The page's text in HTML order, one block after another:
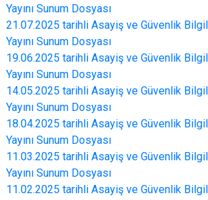
Yayını Sunum Dosyası
21.07.2025 tarihli Asayiş ve Güvenlik
Yayını Sunum Dosyası
19.06.2025 tarihli Asayiş ve Güvenlik
Yayını Sunum Dosyası
14.05.2025 tarihli Asayiş ve Güvenlik
Yayını Sunum Dosyası
18.04.2025 tarihli Asayiş ve Güvenlik
Yayını Sunum Dosyası
11.03.2025 tarihli Asayiş ve Güvenlik
Yayını Sunum Dosyası
11.02.2025 tarihli Asayiş ve Güvenlik